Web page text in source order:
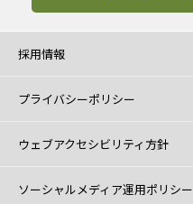
採用情報
プライバシーポリシー
ウェブアクセシビリティ方針
ソーシャルメディア運用ポリシー